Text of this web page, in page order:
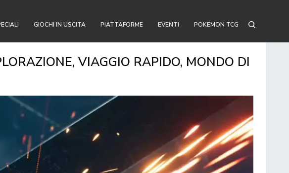
GIOCHI IN USCITA PIATTAFORME EVENTI POKEMON TCG
VIAGGIO RAPIDO, MONDO DI